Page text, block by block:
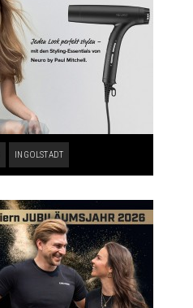
INGOLSTADT